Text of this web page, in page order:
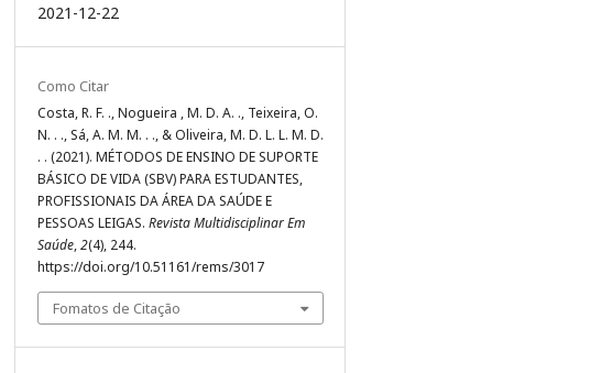
2021-12-22
Como Citar
Costa, R. F. ., Nogueira , M. D. A. ., Teixeira, O.
N. . ., Sá, A. M. M. . ., & Oliveira, M. D. L. L. M. D.
. . (2021). MÉTODOS DE ENSINO DE SUPORTE
BÁSICO DE VIDA (SBV) PARA ESTUDANTES,
PROFISSIONAIS DA ÁREA DA SAÚDE E
PESSOAS LEIGAS. Revista Multidisciplinar Em
Saúde,2(4), 244.
https://doi.org/10.51161/rems/3017
Fomatos de Citação